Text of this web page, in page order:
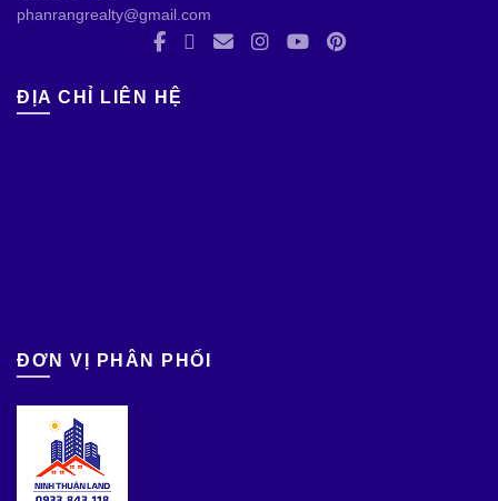
phanrangrealty@gmail.com
ĐỊA CHỈ LIÊN HỆ
ĐƠN VỊ PHÂN PHỐI